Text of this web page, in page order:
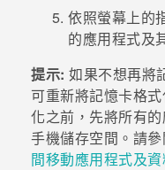
依照螢幕上的
的應用程式及
提示: 如果不想再將
可重新將記憶卡格
化之前，先將所有
手機儲存空間。請參
間移動應用程式及